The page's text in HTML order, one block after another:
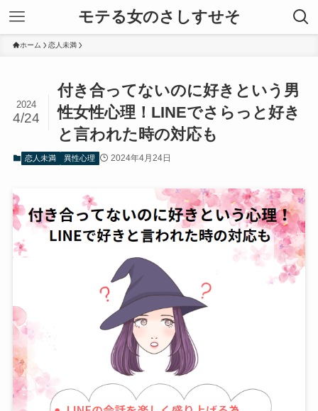
モテる女のさしすせそ
ホーム 恋人未満
付き合ってないのに好きという男
性女性心理！LINEでさらっと好き
と言われた時の対応も
2024
4/24
恋人未満 異性心理 2024年4月24日